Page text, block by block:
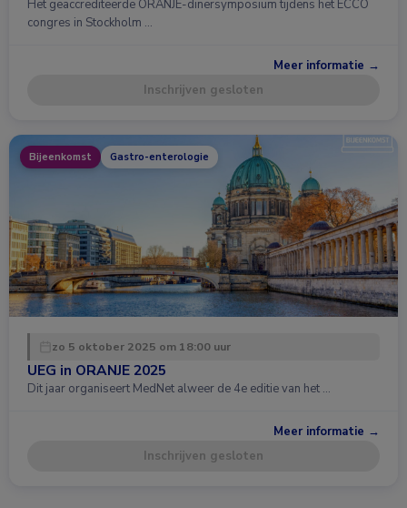
Het geaccrediteerde ORANJE-dinersymposium tijdens het ECCO
congres in Stockholm …
Meer informatie →
Inschrijven gesloten
Bijeenkomst Gastro-enterologie
zo 5 oktober 2025 om 18:00 uur
UEG in ORANJE 2025
Dit jaar organiseert MedNet alweer de 4e editie van het …
Meer informatie →
Inschrijven gesloten